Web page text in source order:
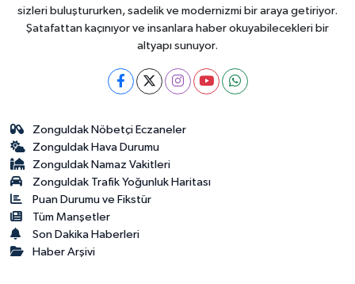
sizleri buluştururken, sadelik ve modernizmi bir araya getiriyor.
Şatafattan kaçınıyor ve insanlara haber okuyabilecekleri bir
altyapı sunuyor.
Zonguldak Nöbetçi Eczaneler
Zonguldak Hava Durumu
Zonguldak Namaz Vakitleri
Zonguldak Trafik Yoğunluk Haritası
Puan Durumu ve Fikstür
Tüm Manşetler
Son Dakika Haberleri
Haber Arşivi